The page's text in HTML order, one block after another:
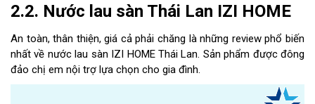
2.2. Nước lau sàn Thái Lan IZI HOME
An toàn, thân thiện, giá cả phải chăng là những review phổ biến
nhất về nước lau sàn IZI HOME Thái Lan. Sản phẩm được đông
đảo chị em nội trợ lựa chọn cho gia đình.